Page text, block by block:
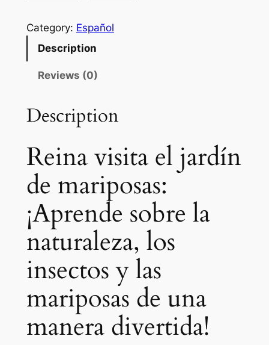
i
n
a
e
j
a
r
d
n
e
m
a
Category: Español
Description
Reviews (0)
Description
Reina visita el jardín
de mariposas:
¡Aprende sobre la
naturaleza, los
insectos y las
mariposas de una
manera divertida!